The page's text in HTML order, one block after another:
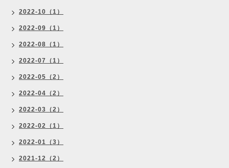
2022-10（1）
2022-09（1）
2022-08（1）
2022-07（1）
2022-05（2）
2022-04（2）
2022-03（2）
2022-02（1）
2022-01（3）
2021-12（2）